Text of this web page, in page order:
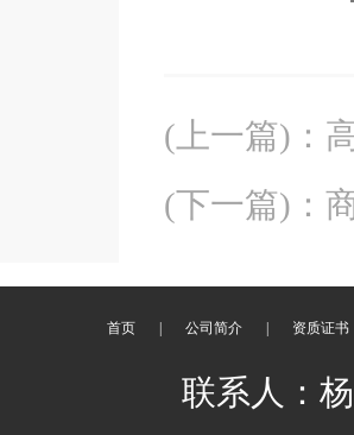
(上一篇) ：
(下一篇) ：
首页 公司简介 资质证书
联系人：